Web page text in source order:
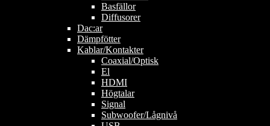
Basfällor
Diffusorer
Dac:ar
Dämpfötter
Kablar/Kontakter
Coaxial/Optisk
El
HDMI
Högtalar
Signal
Subwoofer/Lågnivå